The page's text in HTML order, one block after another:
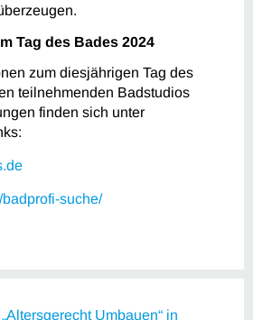
Tag des Bades 2024
zum diesjährigen Tag des
teilnehmenden Badstudios
finden sich unter
suche/
Umbauen“ in